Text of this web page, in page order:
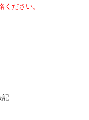
ださい。
記